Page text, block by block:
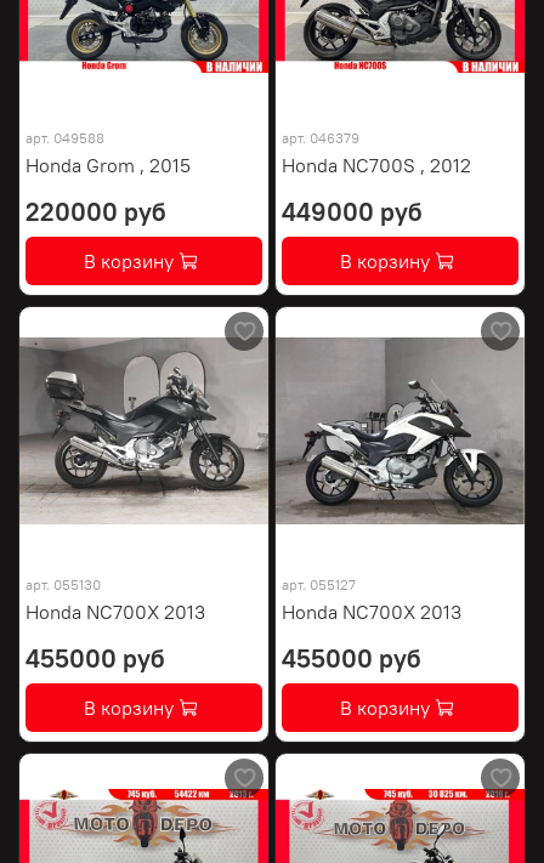
арт. 049588
Honda Grom , 2015
220000 руб
В корзину
арт. 046379
Honda NC700S , 2012
449000 руб
В корзину
арт. 055130
Honda NC700X 2013
455000 руб
В корзину
арт. 055127
Honda NC700X 2013
455000 руб
В корзину